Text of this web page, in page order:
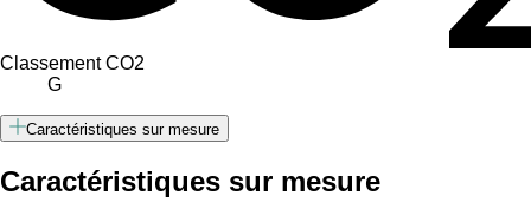
Classement CO2
G
Caractéristiques sur mesure
Caractéristiques sur mesure